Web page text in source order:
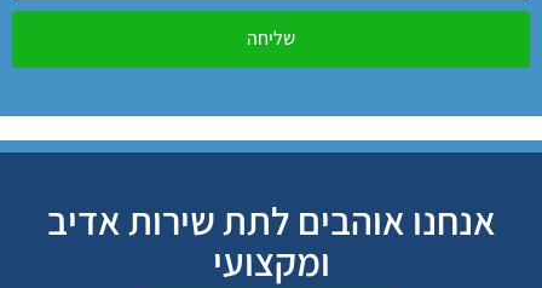
שליחה
אנחנו אוהבים לתת שירות אדיב
ומקצועי